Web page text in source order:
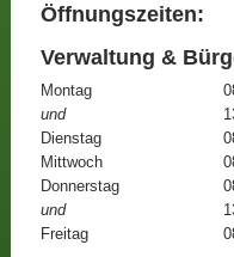
Öffnungszeiten:
Verwaltung &
Montag
und
Dienstag
Mittwoch
Donnerstag
und
Freitag